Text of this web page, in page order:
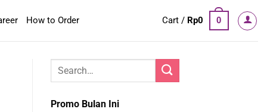
How to Order Cart / Rp0 0
Promo Bulan Ini